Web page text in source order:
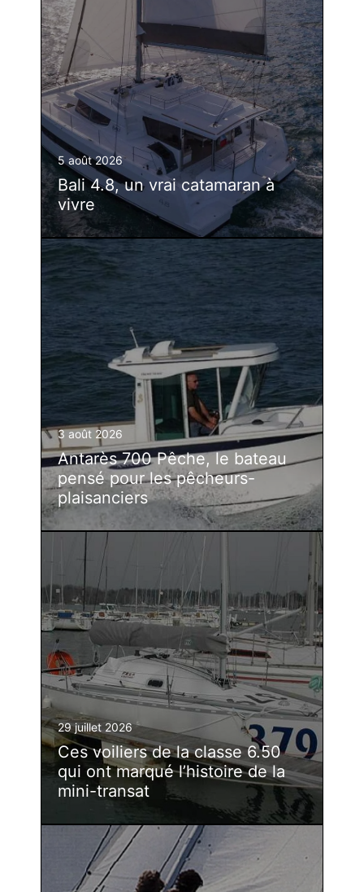
5 août 2026
Bali 4.8, un vrai catamaran à
vivre
3 août 2026
Antarès 700 Pêche, le bateau
pensé pour les pêcheurs-
plaisanciers
29 juillet 2026
Ces voiliers de la classe 6.50
qui ont marqué l’histoire de la
mini-transat